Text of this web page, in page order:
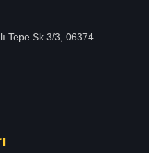
Tepe Sk 3/3, 06374